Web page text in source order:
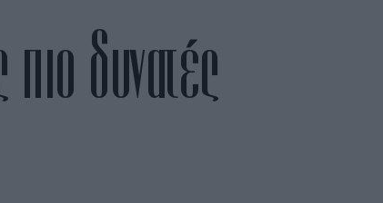
δυνατές